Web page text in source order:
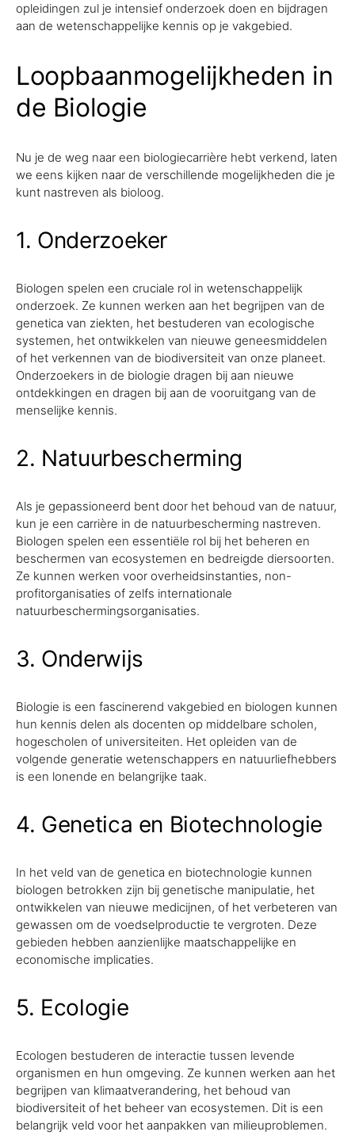
opleidingen zul je intensief onderzoek doen en bijdragen
aan de wetenschappelijke kennis op je vakgebied.
Loopbaanmogelijkheden in
de Biologie
Nu je de weg naar een biologiecarrière hebt verkend, laten
we eens kijken naar de verschillende mogelijkheden die je
kunt nastreven als bioloog.
1. Onderzoeker
Biologen spelen een cruciale rol in wetenschappelijk
onderzoek. Ze kunnen werken aan het begrijpen van de
genetica van ziekten, het bestuderen van ecologische
systemen, het ontwikkelen van nieuwe geneesmiddelen
of het verkennen van de biodiversiteit van onze planeet.
Onderzoekers in de biologie dragen bij aan nieuwe
ontdekkingen en dragen bij aan de vooruitgang van de
menselijke kennis.
2. Natuurbescherming
Als je gepassioneerd bent door het behoud van de natuur,
kun je een carrière in de natuurbescherming nastreven.
Biologen spelen een essentiële rol bij het beheren en
beschermen van ecosystemen en bedreigde diersoorten.
Ze kunnen werken voor overheidsinstanties, non-
profitorganisaties of zelfs internationale
natuurbeschermingsorganisaties.
3. Onderwijs
Biologie is een fascinerend vakgebied en biologen kunnen
hun kennis delen als docenten op middelbare scholen,
hogescholen of universiteiten. Het opleiden van de
volgende generatie wetenschappers en natuurliefhebbers
is een lonende en belangrijke taak.
4. Genetica en Biotechnologie
In het veld van de genetica en biotechnologie kunnen
biologen betrokken zijn bij genetische manipulatie, het
ontwikkelen van nieuwe medicijnen, of het verbeteren van
gewassen om de voedselproductie te vergroten. Deze
gebieden hebben aanzienlijke maatschappelijke en
economische implicaties.
5. Ecologie
Ecologen bestuderen de interactie tussen levende
organismen en hun omgeving. Ze kunnen werken aan het
begrijpen van klimaatverandering, het behoud van
biodiversiteit of het beheer van ecosystemen. Dit is een
belangrijk veld voor het aanpakken van milieuproblemen.